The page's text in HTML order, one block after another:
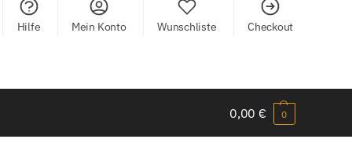
Hilfe Mein Konto Wunschliste Checkout
0,00 € 0